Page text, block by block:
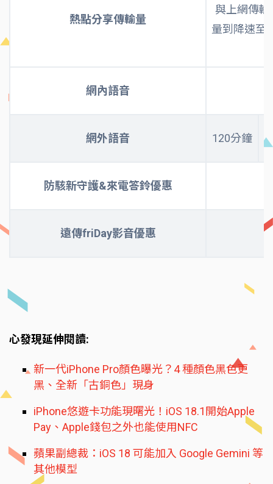
熱點分享​傳輸量
與上網傳輸
量到降速至
網內語音
網外語音 120分鐘
防駭新守護&來電答鈴優惠
遠傳friDay影音優惠
心發現延伸閱讀:
新一代iPhone Pro顏色曝光？4 種顏色黑色更
黑、全新「古銅色」現身
iPhone悠遊卡功能現曙光！iOS 18.1開始Apple
Pay、Apple錢包之外也能使用NFC
蘋果副總裁：iOS 18 可能加入 Google Gemini 等
其他模型